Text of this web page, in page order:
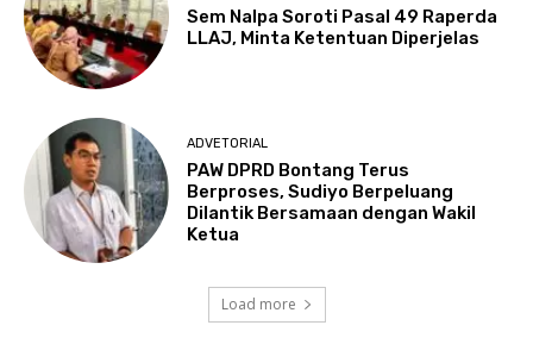
Sem Nalpa Soroti Pasal 49 Raperda
LLAJ, Minta Ketentuan Diperjelas
ADVETORIAL
PAW DPRD Bontang Terus
Berproses, Sudiyo Berpeluang
Dilantik Bersamaan dengan Wakil
Ketua
Load more